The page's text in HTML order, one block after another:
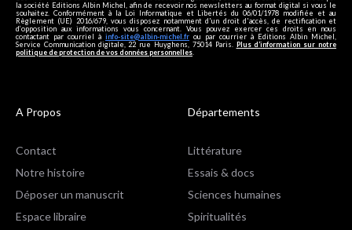
la société Editions Albin Michel, afin de recevoir nos newsletters au format digital si vous le
souhaitez. Conformément à la Loi Informatique et Libertés du 06/01/1978 modifiée et au
Règlement (UE) 2016/679, vous disposez notamment d'un droit d'accès, de rectification et
d’opposition aux informations vous concernant. Vous pouvez exercer ces droits en nous
contactant par courriel à info-site@albin-michel.fr ou par courrier à Editions Albin Michel,
Service Communication digitale, 22 rue Huyghens, 75014 Paris. Plus d’information sur notre
politique de protection de vos données personnelles
A Propos
Contact
Notre histoire
Déposer un manuscrit
Espace libraire
Départements
Littérature
Essais & docs
Sciences humaines
Spiritualités